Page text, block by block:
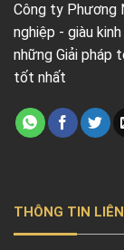
Công ty Phương
nghiệp - giàu
những Giải pháp
tốt nhất
THÔNG TIN